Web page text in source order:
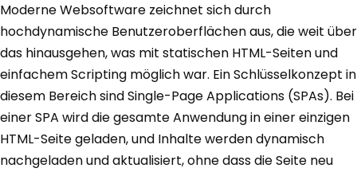
Moderne Websoftware zeichnet sich durch
hochdynamische Benutzeroberflächen aus, die weit über
das hinausgehen, was mit statischen HTML-Seiten und
einfachem Scripting möglich war. Ein Schlüsselkonzept in
diesem Bereich sind Single-Page Applications (SPAs). Bei
einer SPA wird die gesamte Anwendung in einer einzigen
HTML-Seite geladen, und Inhalte werden dynamisch
nachgeladen und aktualisiert, ohne dass die Seite neu